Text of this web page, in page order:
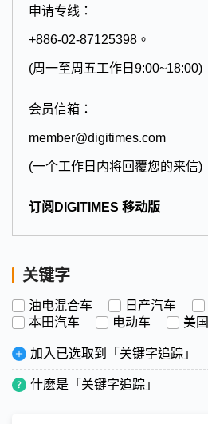
申请专线：
+886-02-87125398。
(周一至周五工作日9:00~18:00)
会员信箱：
member@digitimes.com
(一个工作日内将回覆您的来信)
订阅DIGITIMES 移动版
关键字
油电混合车 日产汽车
本田汽车
电动车 美国
加入已选取到「关键字追踪」
什麽是「关键字追踪」